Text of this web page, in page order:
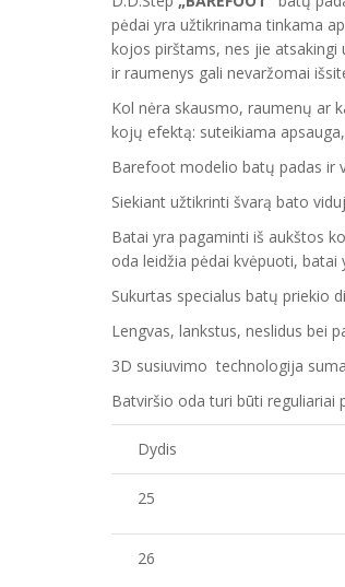
pėdai yra užtikrinama tinkama
kojos pirštams, nes jie atsakingi
ir raumenys gali nevaržomai
Kol nėra skausmo, raumenų ar
kojų efektą: suteikiama
Barefoot modelio batų padas ir
Siekiant užtikrinti švarą bato
Batai yra pagaminti iš aukštos
oda leidžia pėdai kvėpuoti, batai
Sukurtas specialus batų priekio
Lengvas, lankstus, neslidus bei
3D susiuvimo technologija
Batviršio oda turi būti reguliariai
Dydis
25
26